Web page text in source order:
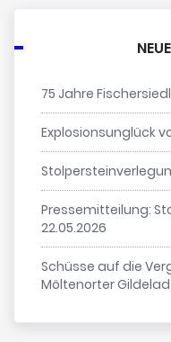
75 Jahre
Explosionsunglück
Pressemitteilung:
22.05.2026
Schüsse auf die
Möltenorter